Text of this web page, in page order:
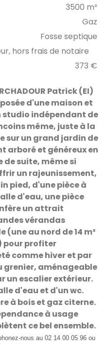
3500 m²
Gaz
Fosse septique
hors frais de notaire
373 €
Patrick (EI)
d'une maison et
studio indépendant de
même, juste à la
sur un grand jardin de
arboré et généreux en
suite, même si
un rajeunissement,
pied, d'une pièce à
d'eau, une pièce
un attrait
vérandas
au nord de 14 m²
pour profiter
comme hiver et par
grenier, aménageable
un escalier extérieur.
d'eau et d'un wc.
à bois et gaz citerne.
à usage
ce bel ensemble.
nous au 02 14 00 05 96 ou